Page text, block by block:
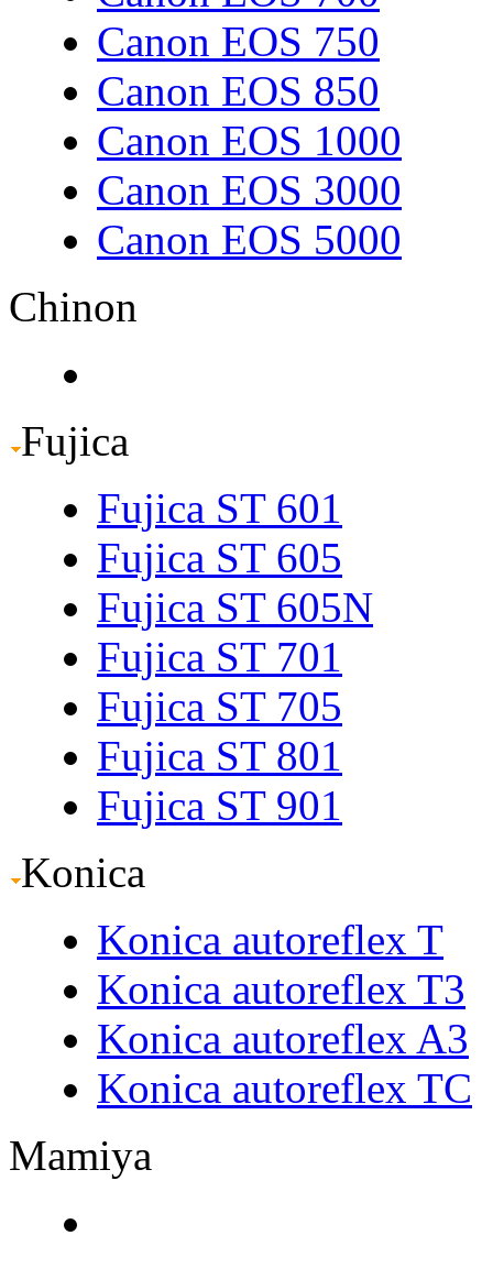
Canon EOS 750
Canon EOS 850
Canon EOS 1000
Canon EOS 3000
Canon EOS 5000
Chinon
Fujica
Fujica ST 601
Fujica ST 605
Fujica ST 605N
Fujica ST 701
Fujica ST 705
Fujica ST 801
Fujica ST 901
Konica
Konica autoreflex T
Konica autoreflex T3
Konica autoreflex A3
Konica autoreflex TC
Mamiya